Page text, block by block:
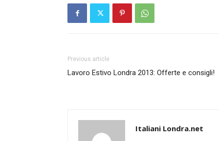
Previous article
Lavoro Estivo Londra 2013: Offerte e consigli!
Italiani Londra.net